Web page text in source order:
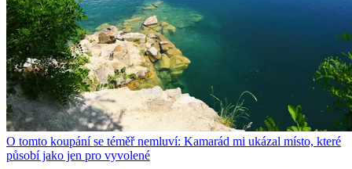
O tomto koupání se téměř nemluví: Kamarád mi ukázal místo, které
působí jako jen pro vyvolené